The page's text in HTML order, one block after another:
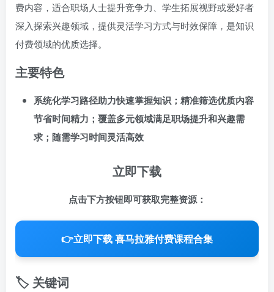
费内容，适合职场人士提升竞争力、学生拓展视野或爱好者
深入探索兴趣领域，提供灵活学习方式与时效保障，是知识
付费领域的优质选择。
主要特色
系统化学习路径助力快速掌握知识；精准筛选优质内容
节省时间精力；覆盖多元领域满足职场提升和兴趣需
求；随需学习时间灵活高效
立即下载
点击下方按钮即可获取完整资源：
👉立即下载 喜马拉雅付费课程合集
🏷️ 关键词